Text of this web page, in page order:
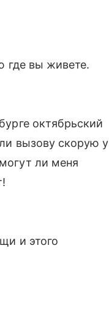
где вы живете.
октябрьский
вызову скорую у
ли меня
и этого